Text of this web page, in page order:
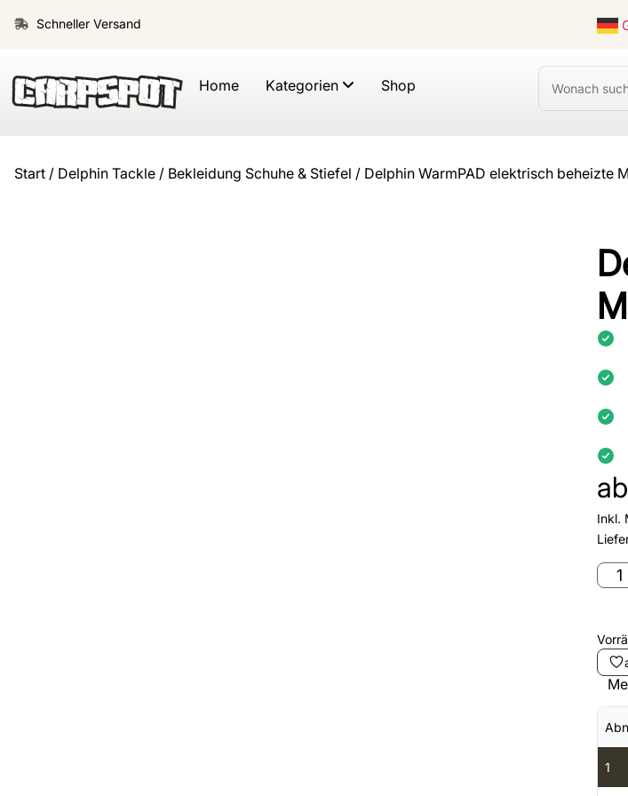
Schneller Versand
Home Kategorien Shop
Start / Delphin Tackle / Bekleidung Schuhe & Stiefel / Delphin WarmPAD elektrisch beheizte
ab
Inkl.
1